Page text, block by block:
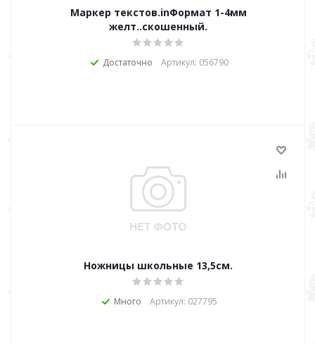
Маркер текстов.inФормат 1-4мм
желт..скошенный.
Достаточно Артикул: 056790
Ножницы школьные 13,5см.
Много Артикул: 027795